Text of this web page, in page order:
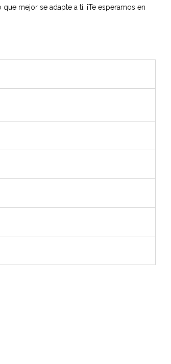
mejor se adapte a ti. ¡Te esperamos en